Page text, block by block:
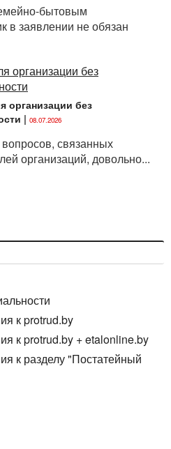
бытовым
в заявлении не обязан
организации без
| 08.07.2026
связанных
организаций, довольно...
к protrud.by
к protrud.by + etalonline.by
к разделу "Постатейный